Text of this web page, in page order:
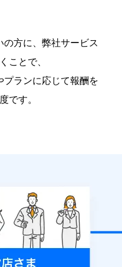
方に、弊社サービス
ことで、
プランに応じて報酬を
です。